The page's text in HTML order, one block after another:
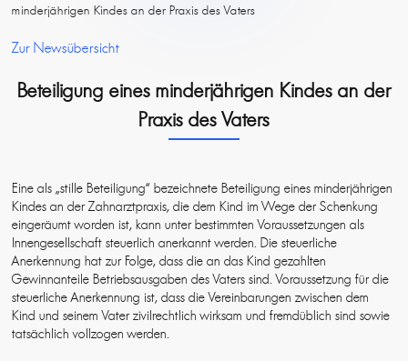
minderjährigen Kindes an der Praxis des Vaters
Zur Newsübersicht
Beteiligung eines minderjährigen Kindes an der
Praxis des Vaters
Eine als „stille Beteiligung“ bezeichnete Beteiligung eines minderjährigen
Kindes an der Zahnarztpraxis, die dem Kind im Wege der Schenkung
eingeräumt worden ist, kann unter bestimmten Voraussetzungen als
Innengesellschaft steuerlich anerkannt werden. Die steuerliche
Anerkennung hat zur Folge, dass die an das Kind gezahlten
Gewinnanteile Betriebsausgaben des Vaters sind. Voraussetzung für die
steuerliche Anerkennung ist, dass die Vereinbarungen zwischen dem
Kind und seinem Vater zivilrechtlich wirksam und fremdüblich sind sowie
tatsächlich vollzogen werden.